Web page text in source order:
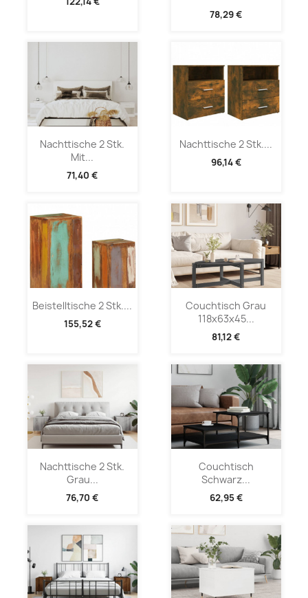
78,29 €
Nachttische 2 Stk.
Mit...
71,40 €
Nachttische 2 Stk....
96,14 €
Beistelltische 2 Stk....
155,52 €
Couchtisch Grau
118x63x45...
81,12 €
Nachttische 2 Stk.
Grau...
76,70 €
Couchtisch
Schwarz...
62,95 €